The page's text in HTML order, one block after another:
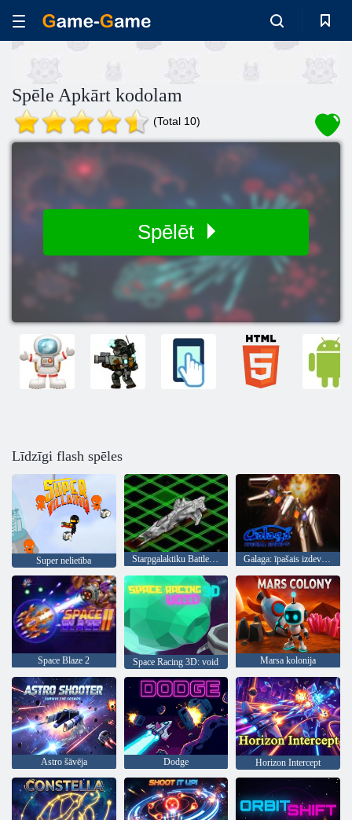
Spēle Apkārt kodolam
(Total 10)
Spēlēt
Līdzīgi flash spēles
Super nelietība Starpgalaktiku Battleships Galaga: īpašais izdevums
Space Blaze 2 Space Racing 3D: void Marsa kolonija
Astro šāvēja Dodge Horizon Intercept